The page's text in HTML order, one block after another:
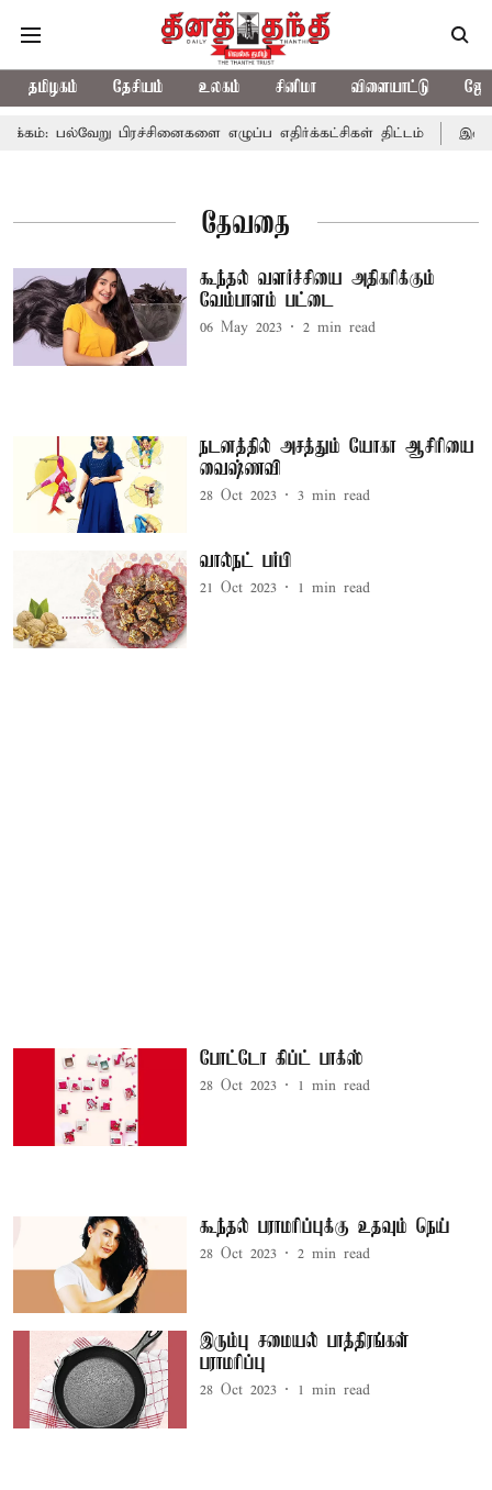
தமிழகம் தேசியம் உலகம் சினிமா விளையாட்டு
பல்வேறு பிரச்சினைகளை எழுப்ப எதிர்க்கட்சிகள் திட்டம்
தேவதை
கூந்தல் வளர்ச்சியை அதிகரிக்கும்
வேம்பாளம் பட்டை
06 May 2023 2 min read
நடனத்தில் அசத்தும் யோகா ஆசிரியை
வைஷ்ணவி
28 Oct 2023 3 min read
வால்நட் பர்பி
21 Oct 2023 1 min read
போட்டோ கிப்ட் பாக்ஸ்
28 Oct 2023 1 min read
கூந்தல் பராமரிப்புக்கு உதவும் நெய்
28 Oct 2023 2 min read
இரும்பு சமையல் பாத்திரங்கள்
பராமரிப்பு
28 Oct 2023 1 min read